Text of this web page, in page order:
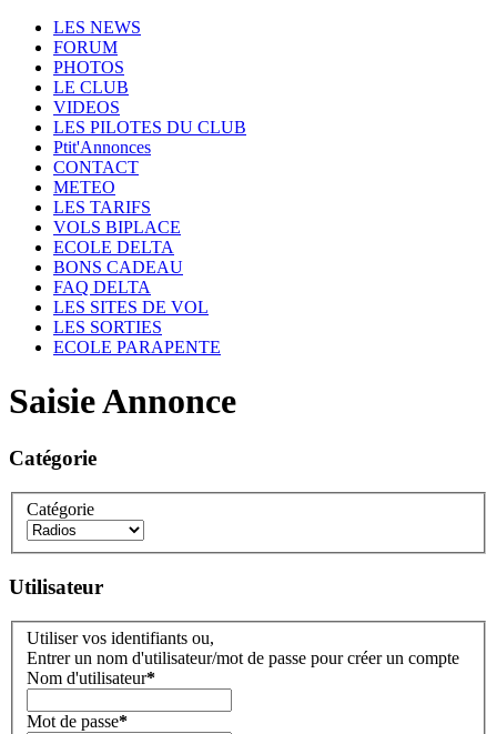
LES NEWS
FORUM
PHOTOS
LE CLUB
VIDEOS
LES PILOTES DU CLUB
Ptit'Annonces
CONTACT
METEO
LES TARIFS
VOLS BIPLACE
ECOLE DELTA
BONS CADEAU
FAQ DELTA
LES SITES DE VOL
LES SORTIES
ECOLE PARAPENTE
Saisie Annonce
Catégorie
Catégorie
Utilisateur
Utiliser vos identifiants ou,
Entrer un nom d'utilisateur/mot de passe pour créer un compte
Nom d'utilisateur*
Mot de passe*